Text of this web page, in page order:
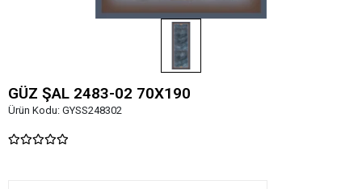
GÜZ ŞAL 2483-02 70X190
Ürün Kodu: GYSS248302